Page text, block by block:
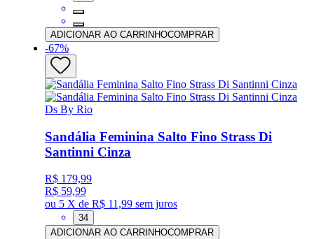
ADICIONAR AO CARRINHOCOMPRAR
-67%
Ds By Rio
Sandália Feminina Salto Fino Strass Di
Santinni Cinza
R$ 179,99
R$ 59,99
ou 5 X de R$ 11,99 sem juros
34
ADICIONAR AO CARRINHOCOMPRAR